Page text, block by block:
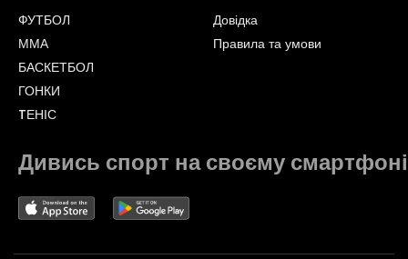
ФУТБОЛ
ММА
БАСКЕТБОЛ
ГОНКИ
TЕНІС
Довідка
Правила та умови
Дивись спорт на своєму смартфоні